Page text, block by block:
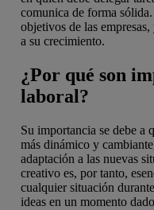
comunica de forma
objetivos de las
a su crecimiento.
¿Por qué son
laboral?
Su importancia se debe a
más dinámico y
adaptación a las nuevas
creativo es, por tanto,
cualquier situación
ideas en un momento